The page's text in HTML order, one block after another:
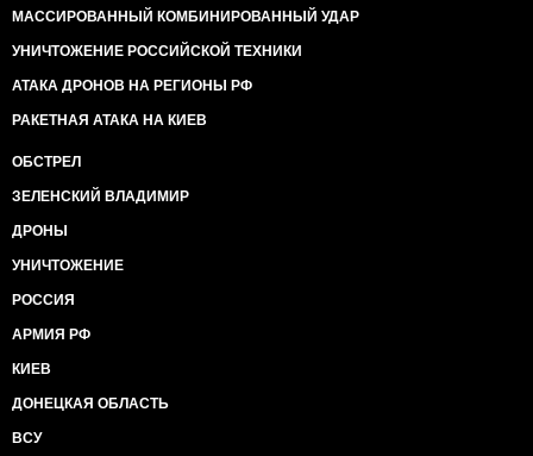
МАССИРОВАННЫЙ КОМБИНИРОВАННЫЙ УДАР
УНИЧТОЖЕНИЕ РОССИЙСКОЙ ТЕХНИКИ
АТАКА ДРОНОВ НА РЕГИОНЫ РФ
РАКЕТНАЯ АТАКА НА КИЕВ
ОБСТРЕЛ
ЗЕЛЕНСКИЙ ВЛАДИМИР
ДРОНЫ
УНИЧТОЖЕНИЕ
РОССИЯ
АРМИЯ РФ
КИЕВ
ДОНЕЦКАЯ ОБЛАСТЬ
ВСУ